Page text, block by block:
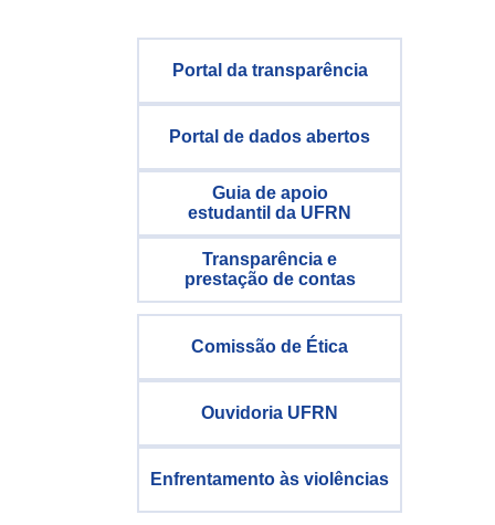
Portal da transparência
Portal de dados abertos
Guia de apoio
estudantil da UFRN
Transparência e
prestação de contas
Comissão de Ética
Ouvidoria UFRN
Enfrentamento às violências